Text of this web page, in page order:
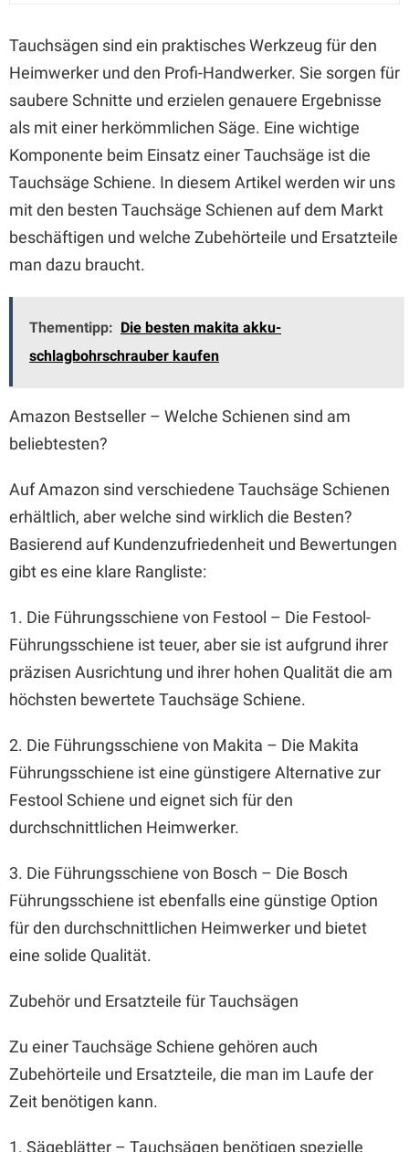
Tauchsägen sind ein praktisches Werkzeug für den
Heimwerker und den Profi-Handwerker. Sie sorgen für
saubere Schnitte und erzielen genauere Ergebnisse
als mit einer herkömmlichen Säge. Eine wichtige
Komponente beim Einsatz einer Tauchsäge ist die
Tauchsäge Schiene. In diesem Artikel werden wir uns
mit den besten Tauchsäge Schienen auf dem Markt
beschäftigen und welche Zubehörteile und Ersatzteile
man dazu braucht.
Thementipp: Die besten makita akku-
schlagbohrschrauber kaufen
Amazon Bestseller – Welche Schienen sind am
beliebtesten?
Auf Amazon sind verschiedene Tauchsäge Schienen
erhältlich, aber welche sind wirklich die Besten?
Basierend auf Kundenzufriedenheit und Bewertungen
gibt es eine klare Rangliste:
1. Die Führungsschiene von Festool – Die Festool-
Führungsschiene ist teuer, aber sie ist aufgrund ihrer
präzisen Ausrichtung und ihrer hohen Qualität die am
höchsten bewertete Tauchsäge Schiene.
2. Die Führungsschiene von Makita – Die Makita
Führungsschiene ist eine günstigere Alternative zur
Festool Schiene und eignet sich für den
durchschnittlichen Heimwerker.
3. Die Führungsschiene von Bosch – Die Bosch
Führungsschiene ist ebenfalls eine günstige Option
für den durchschnittlichen Heimwerker und bietet
eine solide Qualität.
Zubehör und Ersatzteile für Tauchsägen
Zu einer Tauchsäge Schiene gehören auch
Zubehörteile und Ersatzteile, die man im Laufe der
Zeit benötigen kann.
1. Sägeblätter – Tauchsägen benötigen spezielle